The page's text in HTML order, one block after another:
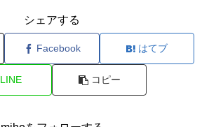
シェアする
Facebook はてブ
LINE コピー